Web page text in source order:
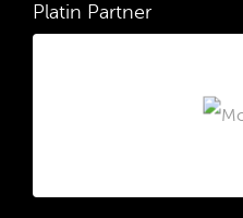
Platin Partner